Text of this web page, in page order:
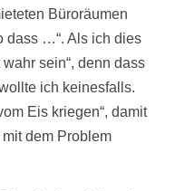
Büroräumen
dass …“. Als ich dies
sein“, denn dass
ich keinesfalls.
Eis kriegen“, damit
dem Problem